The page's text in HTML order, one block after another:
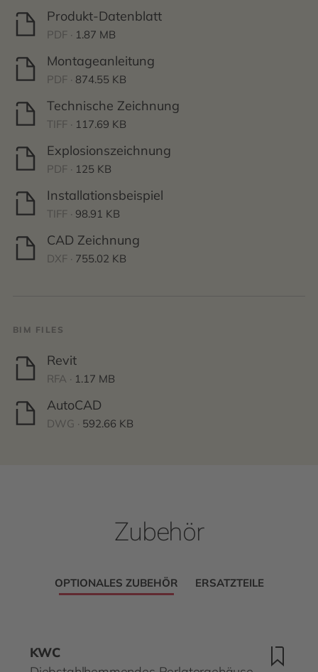
Produkt-Datenblatt
PDF · 1.87 MB
Montageanleitung
PDF · 874.55 KB
Technische Zeichnung
TIFF · 117.69 KB
Explosionszeichnung
PDF · 125 KB
Installationsbeispiel
TIFF · 98.91 KB
CAD Zeichnung
DXF · 755.02 KB
BIM FILES
Revit
RFA · 1.17 MB
AutoCAD
DWG · 592.66 KB
Zubehör
OPTIONALES ZUBEHÖR ERSATZTEILE
KWC